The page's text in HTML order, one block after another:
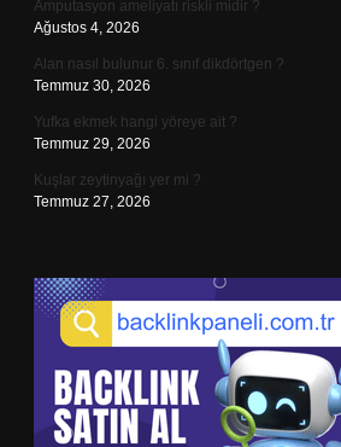
Amputasyon ameliyatı riskli midir ?
Ağustos 4, 2026
Alan nasıl bulunur 6. sınıf dikdörtgen ?
Temmuz 30, 2026
Yufka ekmek hangi yöreye ait ?
Temmuz 29, 2026
Kuşlar zeytinyağı yer mi ?
Temmuz 27, 2026